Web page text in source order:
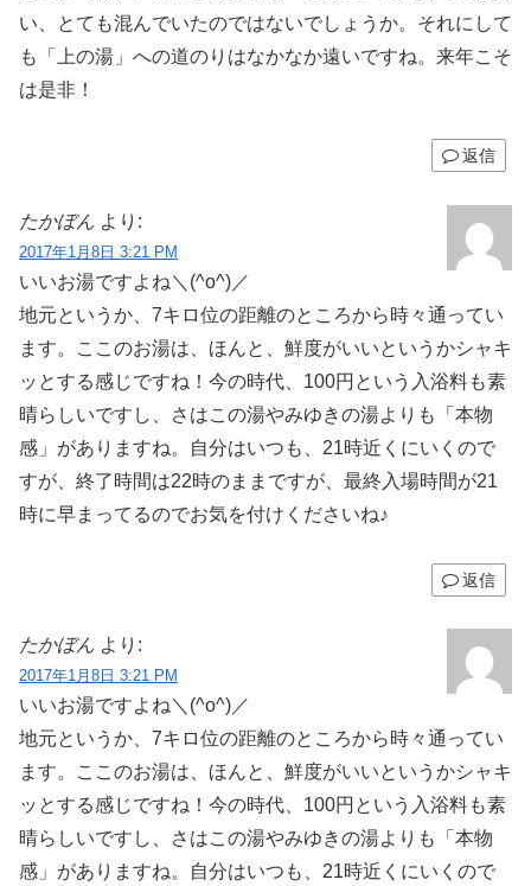
い、とても混んでいたのではないでしょうか。それにして
も「上の湯」への道のりはなかなか遠いですね。来年こそ
は是非！
返信
たかぼん より:
2017年1月8日 3:21 PM
いいお湯ですよね＼(^o^)／
地元というか、7キロ位の距離のところから時々通ってい
ます。ここのお湯は、ほんと、鮮度がいいというかシャキ
ッとする感じですね！今の時代、100円という入浴料も素
晴らしいですし、さはこの湯やみゆきの湯よりも「本物
感」がありますね。自分はいつも、21時近くにいくので
すが、終了時間は22時のままですが、最終入場時間が21
時に早まってるのでお気を付けくださいね♪
返信
たかぼん より:
2017年1月8日 3:21 PM
いいお湯ですよね＼(^o^)／
地元というか、7キロ位の距離のところから時々通ってい
ます。ここのお湯は、ほんと、鮮度がいいというかシャキ
ッとする感じですね！今の時代、100円という入浴料も素
晴らしいですし、さはこの湯やみゆきの湯よりも「本物
感」がありますね。自分はいつも、21時近くにいくので